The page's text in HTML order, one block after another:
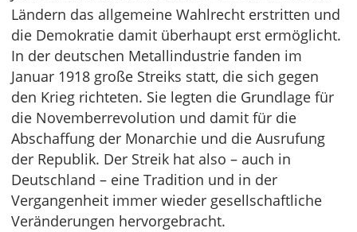
Ländern das allgemeine Wahlrecht erstritten und
die Demokratie damit überhaupt erst ermöglicht.
In der deutschen Metallindustrie fanden im
Januar 1918 große Streiks statt, die sich gegen
den Krieg richteten. Sie legten die Grundlage für
die Novemberrevolution und damit für die
Abschaffung der Monarchie und die Ausrufung
der Republik. Der Streik hat also – auch in
Deutschland – eine Tradition und in der
Vergangenheit immer wieder gesellschaftliche
Veränderungen hervorgebracht.